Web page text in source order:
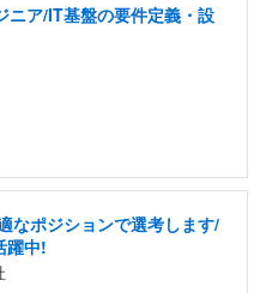
ニア/IT基盤の要件定義・設
なポジションで選考します/
躍中!